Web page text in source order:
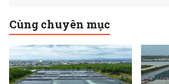
Cùng chuyên mục